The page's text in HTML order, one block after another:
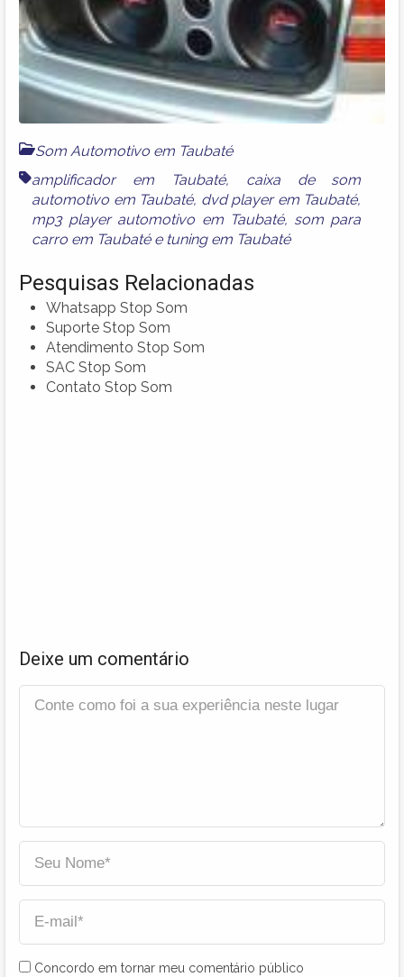
Som Automotivo em Taubaté
amplificador em Taubaté, caixa de som
automotivo em Taubaté, dvd player em Taubaté,
mp3 player automotivo em Taubaté, som para
carro em Taubatée tuning em Taubaté
Pesquisas Relacionadas
Whatsapp Stop Som
Suporte Stop Som
Atendimento Stop Som
SAC Stop Som
Contato Stop Som
Deixe um comentário
Concordo em tornar meu comentário público